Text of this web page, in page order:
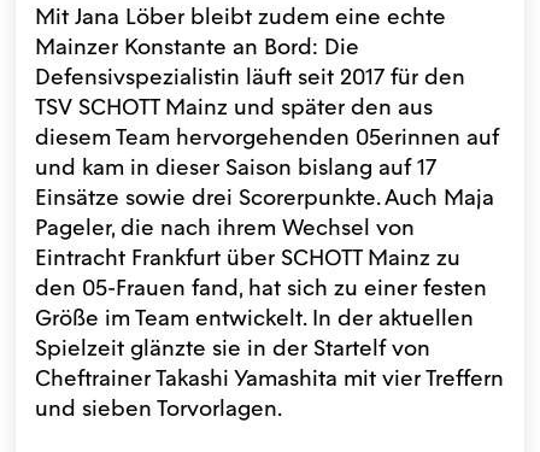
Mit Jana Löber bleibt zudem eine echte
Mainzer Konstante an Bord: Die
Defensivspezialistin läuft seit 2017 für den
TSV SCHOTT Mainz und später den aus
diesem Team hervorgehenden 05erinnen auf
und kam in dieser Saison bislang auf 17
Einsätze sowie drei Scorerpunkte. Auch Maja
Pageler, die nach ihrem Wechsel von
Eintracht Frankfurt über SCHOTT Mainz zu
den 05-Frauen fand, hat sich zu einer festen
Größe im Team entwickelt. In der aktuellen
Spielzeit glänzte sie in der Startelf von
Cheftrainer Takashi Yamashita mit vier Treffern
und sieben Torvorlagen.